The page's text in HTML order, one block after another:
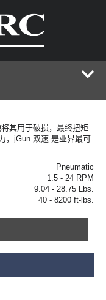
其用于破损，最终扭矩
，jGun 双速 是业界最可
Pneumatic
1.5 - 24 RPM
9.04 - 28.75 Lbs.
40 - 8200 ft-lbs.